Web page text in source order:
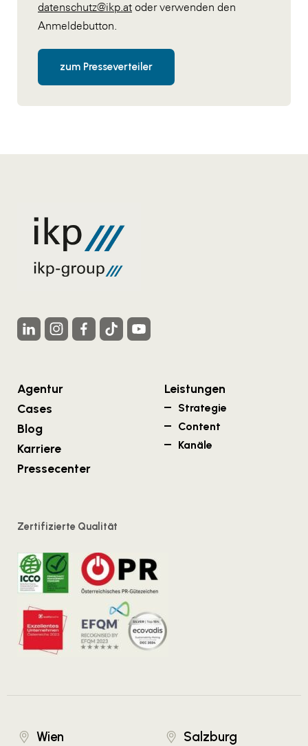
datenschutz@ikp.at oder verwenden den
Anmeldebutton.
zum Presseverteiler
Agentur
Cases
Blog
Karriere
Pressecenter
Leistungen
Strategie
Content
Kanäle
Zertifizierte Qualität
Wien Salzburg